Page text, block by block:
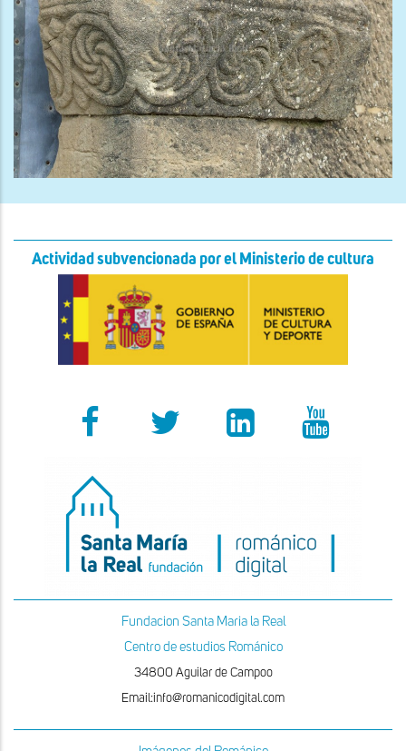
Actividad subvencionada por el Ministerio de cultura
Fundacion Santa Maria la Real
Centro de estudios Románico
34800 Aguilar de Campoo
Email:info@romanicodigital.com